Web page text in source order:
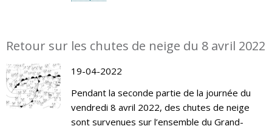
Retour sur les chutes de neige du 8 avril 2022
19-04-2022
Pendant la seconde partie de la journée du
vendredi 8 avril 2022, des chutes de neige
sont survenues sur l’ensemble du Grand-